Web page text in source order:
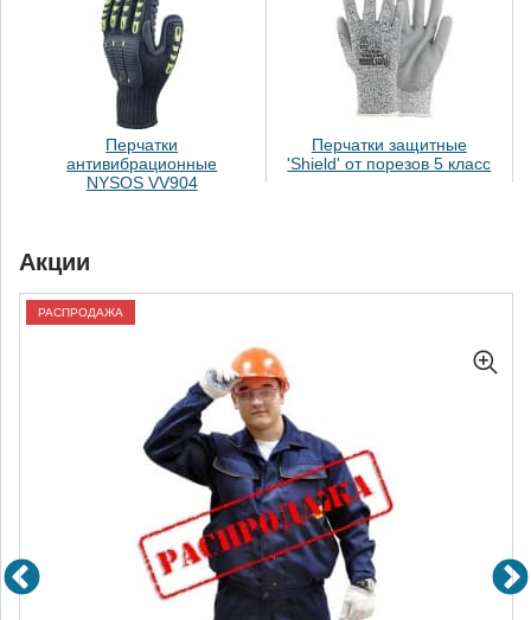
Перчатки
антивибрационные
NYSOS VV904
Перчатки защитные
'Shield' от порезов 5 класс
Акции
РАСПРОДАЖА